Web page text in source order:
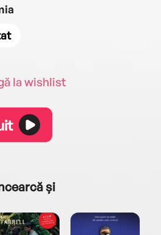
la wishlist
și